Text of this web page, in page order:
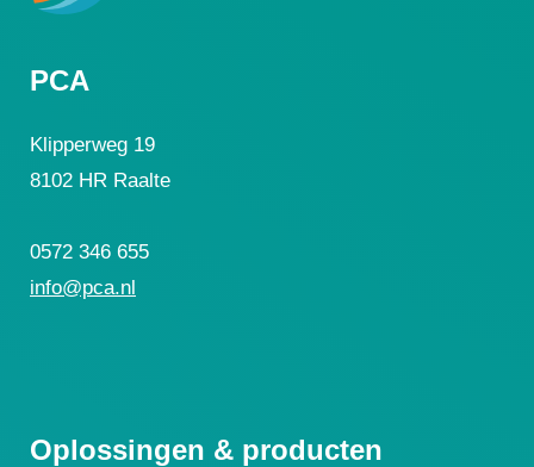
PCA
Klipperweg 19
8102 HR Raalte
0572 346 655
info@pca.nl
Oplossingen & producten